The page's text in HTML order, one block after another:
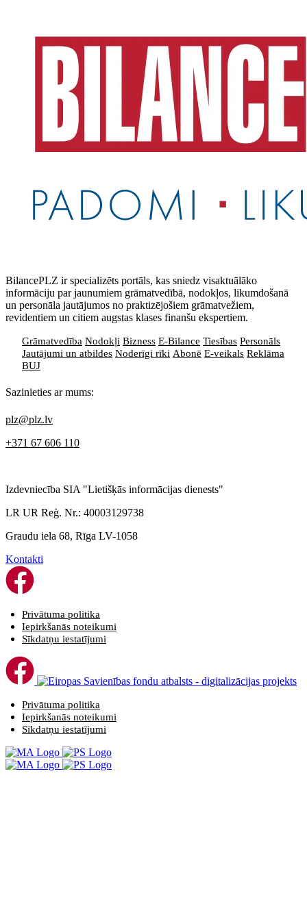
BilancePLZ ir specializēts portāls, kas sniedz visaktuālāko
informāciju par jaunumiem grāmatvedībā, nodokļos, likumdošanā
un personāla jautājumos no praktizējošiem grāmatvežiem,
revidentiem un citiem augstas klases finanšu ekspertiem.
Grāmatvedība Nodokļi Bizness E-Bilance Tiesības Personāls
Jautājumi un atbildes Noderīgi rīki Abonē E-veikals Reklāma
BUJ
Sazinieties ar mums:
plz@plz.lv
+371 67 606 110
Izdevniecība SIA "Lietišķās informācijas dienests"
LR UR Reģ. Nr.: 40003129738
Graudu iela 68, Rīga LV-1058
Kontakti
Privātuma politika
Iepirkšanās noteikumi
Sīkdatņu iestatījumi
Privātuma politika
Iepirkšanās noteikumi
Sīkdatņu iestatījumi